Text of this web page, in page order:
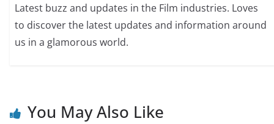
Latest buzz and updates in the Film industries. Loves
to discover the latest updates and information around
us in a glamorous world.
You May Also Like